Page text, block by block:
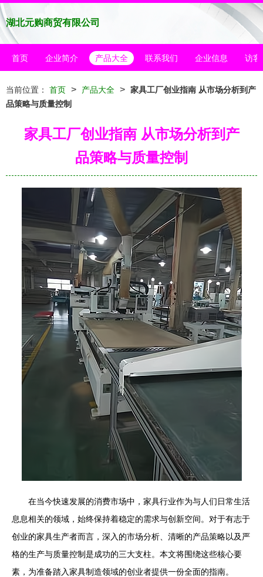
湖北元购商贸有限公司
首页 企业简介 产品大全 联系我们 企业信息 访客
当前位置： 首页 > 产品大全 > 家具工厂创业指南 从市场分析到产
品策略与质量控制
家具工厂创业指南 从市场分析到产
品策略与质量控制
在当今快速发展的消费市场中，家具行业作为与人们日常生活
息息相关的领域，始终保持着稳定的需求与创新空间。对于有志于
创业的家具生产者而言，深入的市场分析、清晰的产品策略以及严
格的生产与质量控制是成功的三大支柱。本文将围绕这些核心要
素，为准备踏入家具制造领域的创业者提供一份全面的指南。